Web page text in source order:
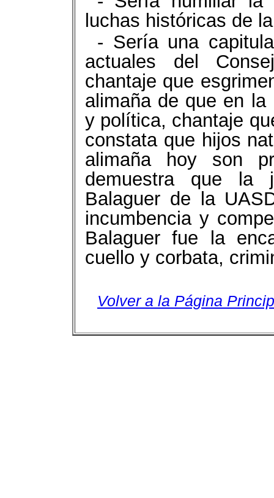
luchas históricas de
- Sería una
actuales del
chantaje que
alimaña de que en la
y política, chantaje
constata que hijos
alimaña hoy son
demuestra que la
Balaguer de la
incumbencia y
Balaguer fue la
cuello y corbata,
Volver a la Página